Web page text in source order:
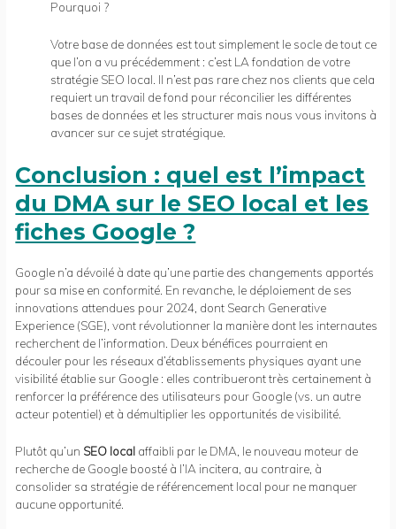
Pourquoi ?
Votre base de données est tout simplement le socle de tout ce
que l’on a vu précédemment : c’est LA fondation de votre
stratégie SEO local. Il n’est pas rare chez nos clients que cela
requiert un travail de fond pour réconcilier les différentes
bases de données et les structurer mais nous vous invitons à
avancer sur ce sujet stratégique.
Conclusion : quel est l’impact
du DMA sur le SEO local et les
fiches Google ?
Google n’a dévoilé à date qu’une partie des changements apportés
pour sa mise en conformité. En revanche, le déploiement de ses
innovations attendues pour 2024, dont Search Generative
Experience (SGE), vont révolutionner la manière dont les internautes
recherchent de l’information. Deux bénéfices pourraient en
découler pour les réseaux d’établissements physiques ayant une
visibilité établie sur Google : elles contribueront très certainement à
renforcer la préférence des utilisateurs pour Google (vs. un autre
acteur potentiel) et à démultiplier les opportunités de visibilité.
Plutôt qu’un SEO local affaibli par le DMA, le nouveau moteur de
recherche de Google boosté à l’IA incitera, au contraire, à
consolider sa stratégie de référencement local pour ne manquer
aucune opportunité.